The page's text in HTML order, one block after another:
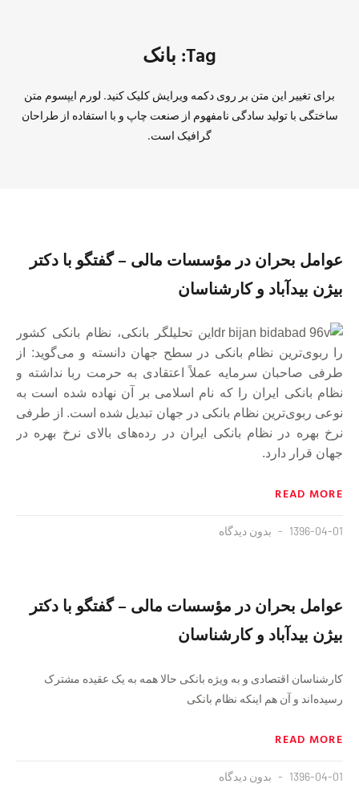
Tag: بانک
برای تغییر این متن بر روی دکمه ویرایش کلیک کنید. لورم ایپسوم متن
ساختگی با تولید سادگی نامفهوم از صنعت چاپ و با استفاده از طراحان
گرافیک است.
عوامل بحران در مؤسسات مالی – گفتگو با دکتر
بیژن بیدآباد و کارشناسان
این تحلیلگر بانکی، نظام بانکی کشور
را ربوی‌ترین نظام بانکی در سطح جهان دانسته و می‌گوید: از
طرفی صاحبان سرمایه عملاً اعتقادی به حرمت ربا نداشته و
نظام بانکی ایران را که نام اسلامی‌ بر آن نهاده شده است به
نوعی ربوی‌ترین نظام بانکی در جهان تبدیل شده است. از طرفی
نرخ بهره در نظام بانکی ایران در رده‌های بالای نرخ بهره در
جهان قرار دارد.
READ MORE
1396-04-01 بدون دیدگاه
عوامل بحران در مؤسسات مالی – گفتگو با دکتر
بیژن بیدآباد و کارشناسان
کار‌شناسان اقتصادی و به ویژه بانکی حالا همه به یک عقیده مشترک
رسیده‌اند و آن هم اینکه نظام بانکی
READ MORE
1396-04-01 بدون دیدگاه